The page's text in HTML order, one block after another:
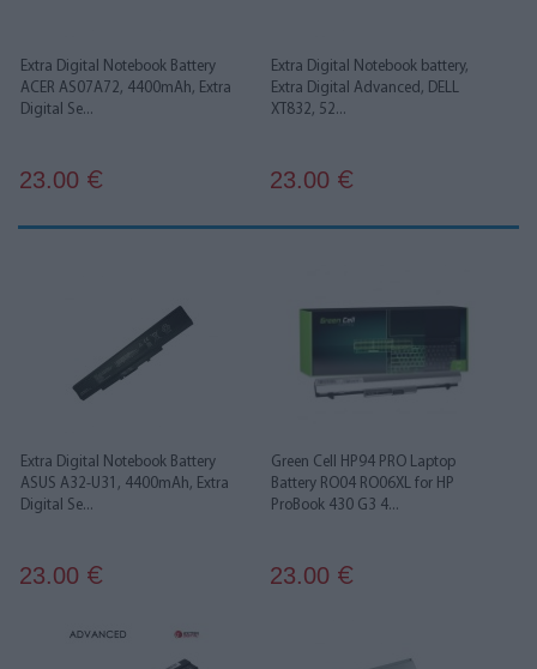
Extra Digital Notebook Battery
ACER AS07A72, 4400mAh, Extra
Digital Se...
23.00 €
Extra Digital Notebook battery,
Extra Digital Advanced, DELL
XT832, 52...
23.00 €
Extra Digital Notebook Battery
ASUS A32-U31, 4400mAh, Extra
Digital Se...
23.00 €
Green Cell HP94 PRO Laptop
Battery RO04 RO06XL for HP
ProBook 430 G3 4...
23.00 €